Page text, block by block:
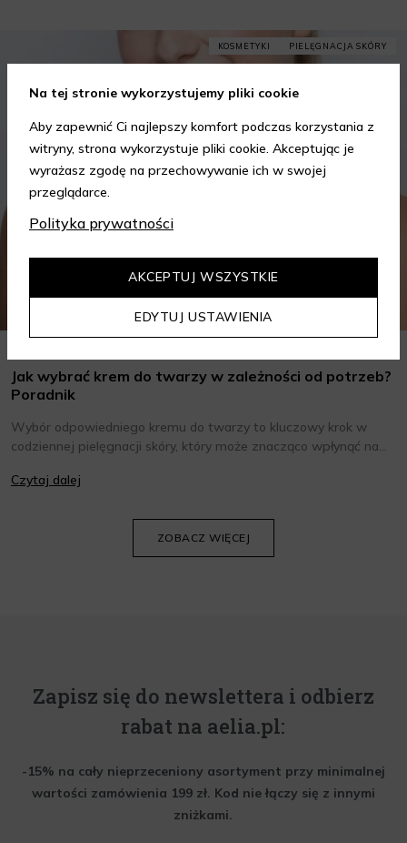
KOSMETYKI PIELĘGNACJA SKÓRY
Jak wybrać krem do twarzy w zależności od potrzeb?
Poradnik
Wybór odpowiedniego kremu do twarzy to kluczowy krok w
codziennej pielęgnacji skóry, który może znacząco wpłynąć na
oraz wiedzieć, jak dopasować je do potrzeb własnej skóry.
Czytaj dalej
ZOBACZ WIĘCEJ
Zapisz się do newslettera i odbierz
rabat na aelia.pl:
-15% na cały nieprzeceniony asortyment przy minimalnej
wartości zamówienia 199 zł. Kod nie łączy się z innymi
zniżkami.
Na tej stronie wykorzystujemy pliki cookie
Aby zapewnić Ci najlepszy komfort podczas korzystania z
witryny, strona wykorzystuje pliki cookie. Akceptując je
wyrażasz zgodę na przechowywanie ich w swojej
przeglądarce.
Polityka prywatności
EDYTUJ USTAWIENIA
AKCEPTUJ WSZYSTKIE